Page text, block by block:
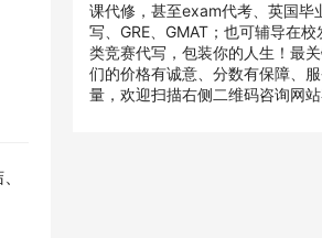
课代修，甚至exam代考、英国毕
写、GRE、GMAT；也可辅导在校
类竞赛代写，包装你的人生！最
们的价格有诚意、分数有保障、
量，欢迎扫描右侧二维码咨询网站